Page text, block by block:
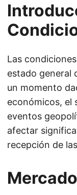
Las
estado general
un momento
económicos, el
eventos
afectar
recepción de